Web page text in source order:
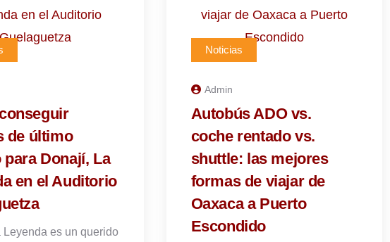
de último
Donají, La
en el Auditorio
Leyenda es un querido
Noticias
Admin
Autobús ADO vs.
coche rentado vs.
shuttle: las mejores
formas de viajar de
Oaxaca a Puerto
Escondido